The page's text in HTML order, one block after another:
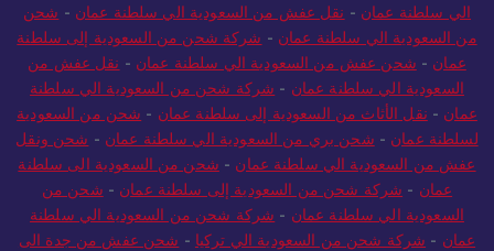
الي سلطنة عمان - نقل عفش من السعودية الي سلطنة عمان - شحن
من السعودية الي سلطنة عمان - شركة شحن من السعودية إلى سلطنة
عمان - شحن عفش من السعودية الي سلطنة عمان - نقل عفش من
السعودية الي سلطنة عمان - شركة شحن من السعودية الي سلطنة
عمان - نقل الأثاث من السعودية إلى سلطنة عمان - شحن من السعودية
لسلطنة عمان - شحن بري من السعودية الي سلطنة عمان - شحن ونقل
عفش من السعودية الي سلطنة عمان - شحن من السعودية الى سلطنة
عمان - شركة شحن من السعودية إلى سلطنة عمان - شحن من
السعودية الي سلطنة عمان - شركة شحن من السعودية الي سلطنة
عمان - شركة شحن من السعودية الي تركيا - شحن عفش من جدة الى